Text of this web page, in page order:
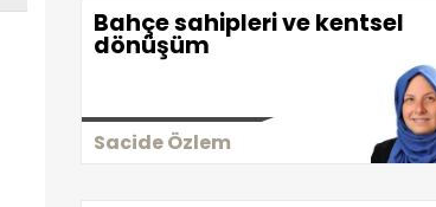
Bahçe sahipleri ve kentsel
dönüşüm
Sacide Özlem